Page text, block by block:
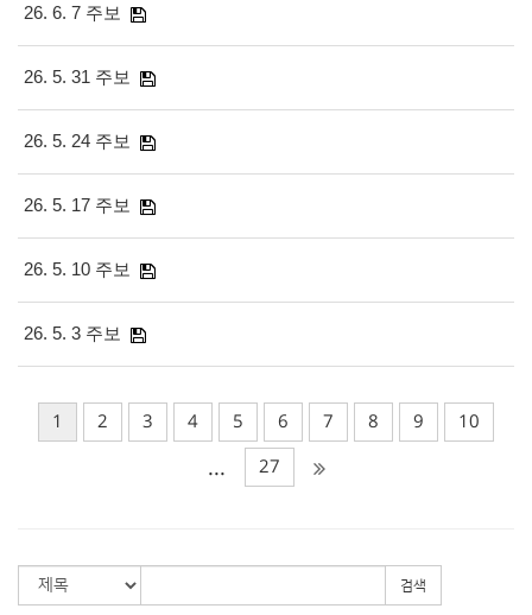
26. 6. 7 주보
26. 5. 31 주보
26. 5. 24 주보
26. 5. 17 주보
26. 5. 10 주보
26. 5. 3 주보
1 2 3 4 5 6 7 8 9 10
... 27
검색